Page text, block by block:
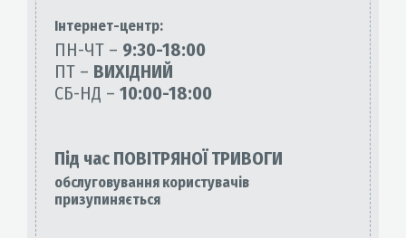
Інтернет-центр:
ПН-ЧТ – 9:30-18:00
ПТ – ВИХІДНИЙ
СБ-НД – 10:00-18:00
Під час ПОВІТРЯНОЇ ТРИВОГИ
обслуговування користувачів
призупиняється